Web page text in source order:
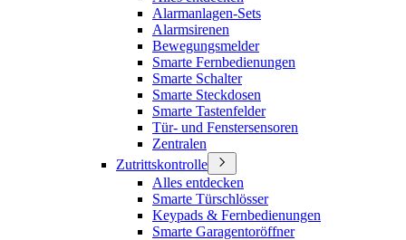
Alarmanlagen-Sets
Alarmsirenen
Bewegungsmelder
Smarte Fernbedienungen
Smarte Schalter
Smarte Steckdosen
Smarte Tastenfelder
Tür- und Fenstersensoren
Zentralen
Zutrittskontrolle
Alles entdecken
Smarte Türschlösser
Keypads & Fernbedienungen
Smarte Garagentoröffner